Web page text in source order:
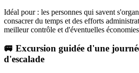
Idéal pour : les personnes qui savent
consacrer du temps et des efforts
meilleur contrôle et d'éventuelles
🚐 Excursion guidée d'une
d'escalade